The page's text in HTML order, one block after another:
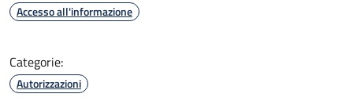
Accesso all'informazione
Categorie:
Autorizzazioni